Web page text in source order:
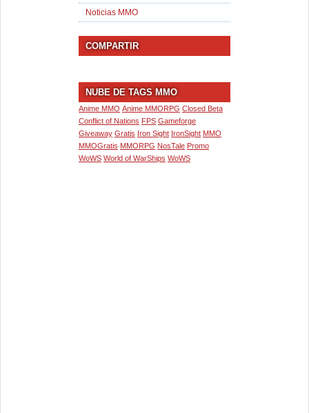
Noticias MMO
COMPARTIR
NUBE DE TAGS MMO
Anime MMO Anime MMORPG Closed Beta
Conflict of Nations FPS Gameforge
Giveaway Gratis Iron Sight IronSight MMO
MMOGratis MMORPG NosTale Promo
WoWS World of WarShips WoWS